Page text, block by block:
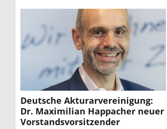
Deutsche Akturarvereinigung:
Dr. Maximilian Happacher neuer
Vorstandsvorsitzender